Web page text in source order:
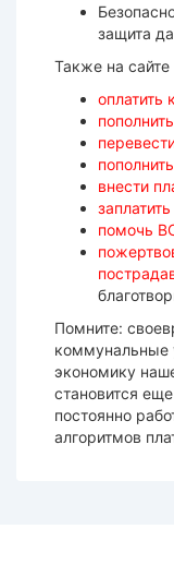
защита
Также на
оплатить
внести
помочь
Помните:
коммунальные
экономику
становится
постоянно
алгоритмов